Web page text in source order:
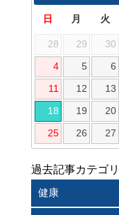
日 月 火
28 29 30
4 5 6
11 12 13
18 19 20
25 26 27
過去記事カテゴ
健康